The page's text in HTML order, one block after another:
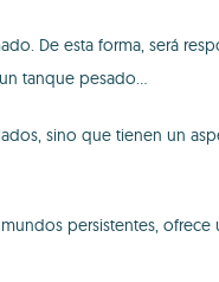
De esta forma, será
tanque pesado...
sino que tienen un
persistentes, ofrece